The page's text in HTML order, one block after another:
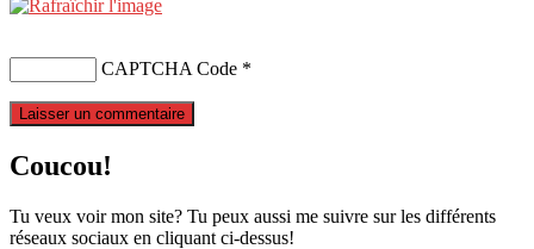
CAPTCHA Code *
Coucou!
Tu veux voir mon site? Tu peux aussi me suivre sur les différents
réseaux sociaux en cliquant ci-dessus!